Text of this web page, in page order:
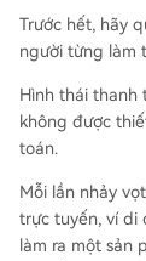
Trước hết, hãy
người từng làm
Hình thái thanh
không được
toán.
Mỗi lần nhảy
trực tuyến, ví di
làm ra một sản